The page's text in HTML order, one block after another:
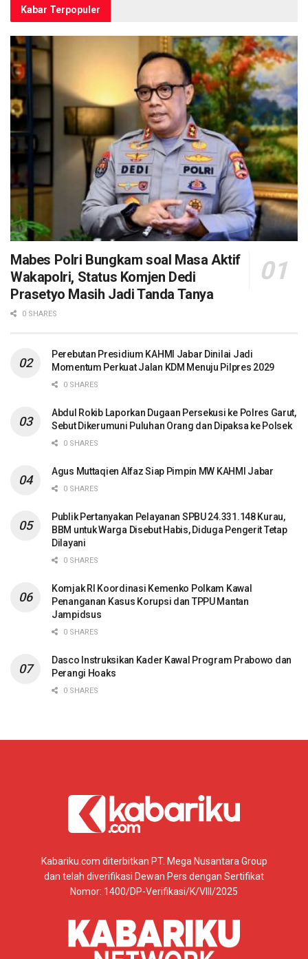
Kabar Terpopuler
Mabes Polri Bungkam soal Masa Aktif
Wakapolri, Status Komjen Dedi
Prasetyo Masih Jadi Tanda Tanya
0 SHARES
Perebutan Presidium KAHMI Jabar Dinilai Jadi
Momentum Perkuat Jalan KDM Menuju Pilpres 2029
0 SHARES
Abdul Rokib Laporkan Dugaan Persekusi ke Polres Garut,
Sebut Dikerumuni Puluhan Orang dan Dipaksa ke Polsek
0 SHARES
Agus Muttaqien Alfaz Siap Pimpin MW KAHMI Jabar
0 SHARES
Publik Pertanyakan Pelayanan SPBU 24.331.148 Kurau,
BBM untuk Warga Disebut Habis, Diduga Pengerit Tetap
Dilayani
0 SHARES
Komjak RI Koordinasi Kemenko Polkam Kawal
Penanganan Kasus Korupsi dan TPPU Mantan
Jampidsus
0 SHARES
Dasco Instruksikan Kader Kawal Program Prabowo dan
Perangi Hoaks
0 SHARES
Kabariku.com diterbitkan PT. Mega Nusantara Group
dan telah diverifikasi Dewan Pers dengan Sertifikat
Nomor: 1400/DP-Verifikasi/K/VIII/2025